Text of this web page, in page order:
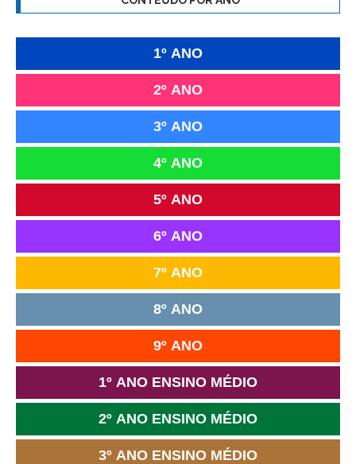
1º ANO
2º ANO
3º ANO
4º ANO
5º ANO
6º ANO
7º ANO
8º ANO
9º ANO
1º ANO ENSINO MÉDIO
2º ANO ENSINO MÉDIO
3º ANO ENSINO MÉDIO